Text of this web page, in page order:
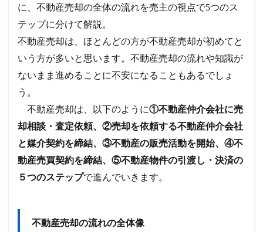
に、不動産売却の全体の流れを売主の視点で5つのス
テップに分けて解説。
不動産売却は、ほとんどの方が不動産売却が初めてと
いう方が多いと思います。不動産売却の流れや知識が
ないまま進めることに不安になることもあるでしょ
う。
不動産売却は、以下のように①不動産仲介会社に売
却相談・査定依頼、②売却を依頼する不動産仲介会社
と媒介契約を締結、③不動産の販売活動を開始、④不
動産売買契約を締結、⑤不動産物件の引渡し・決済の
５つのステップで進んでいきます。
不動産売却の流れの全体像